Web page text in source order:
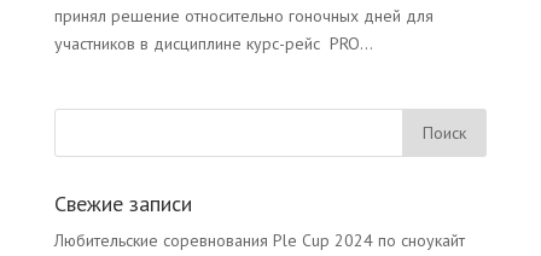
принял решение относительно гоночных дней для
участников в дисциплине курс-рейс PRO...
Свежие записи
Любительские соревнования Ple Cup 2024 по сноукайт